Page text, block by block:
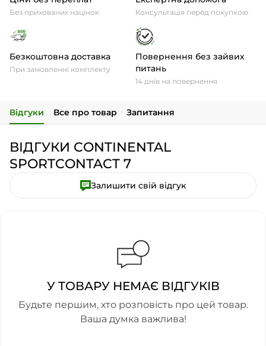
Без прихованих націнок Консультація перед покупкою
Безкоштовна доставка
При замовленні комплекту
Повернення без зайвих
питань
14 днів на повернення
Відгуки Все про товар Запитання
ВІДГУКИ CONTINENTAL
SPORTCONTACT 7
Залишити свій відгук
У ТОВАРУ НЕМАЄ ВІДГУКІВ
Будьте першим, хто розповість про цей товар.
Ваша думка важлива!